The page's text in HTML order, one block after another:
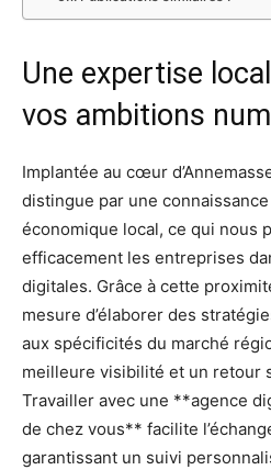
Une expertise
vos ambitions
Implantée au cœur
distingue par une
économique local, ce qui nous
efficacement les entreprises
digitales. Grâce à cette
mesure d’élaborer des
aux spécificités du marché
meilleure visibilité et un retour
Travailler avec une **agence
de chez vous** facilite
garantissant un suivi